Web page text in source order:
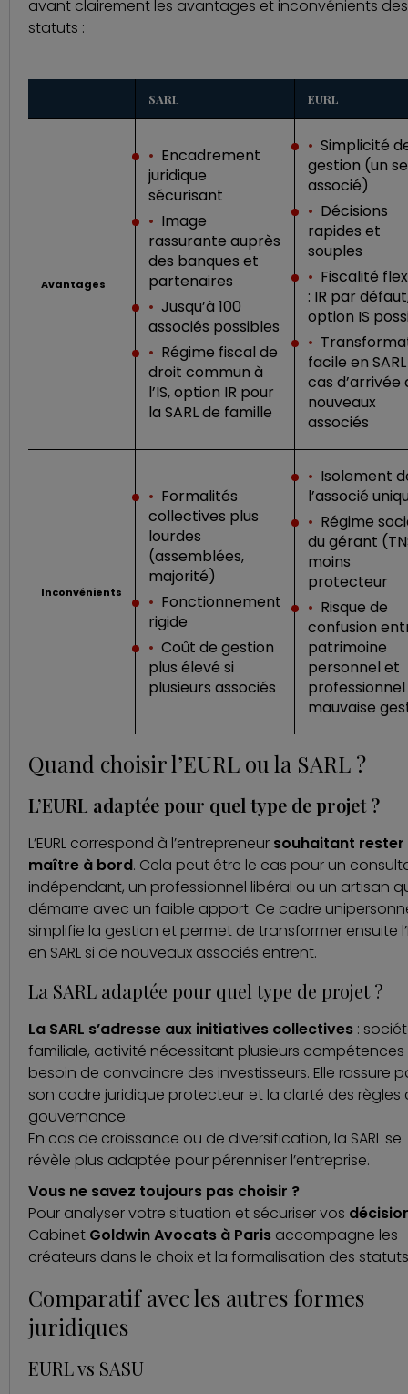
avant clairement les avantages et inconvénients
statuts :
SARL EURL
Avantages
• Encadrement
juridique
sécurisant
• Image
rassurante auprès
des banques et
partenaires
• Jusqu’à 100
associés possibles
• Régime fiscal de
droit commun à
l’IS, option IR pour
la SARL de famille
• Simplicité
gestion (un
associé)
• Décisions
rapides et
souples
• Fiscalité
: IR par
option IS
•
facile en
cas d’arrivée
nouveaux
associés
Inconvénients
• Formalités
collectives plus
lourdes
(assemblées,
majorité)
• Fonctionnement
rigide
• Coût de gestion
plus élevé si
plusieurs associés
• Isolement
l’associé
• Régime
du gérant
moins
protecteur
• Risque de
confusion
patrimoine
personnel et
professionnel
mauvaise
Quand choisir l’EURL ou la SARL ?
L’EURL adaptée pour quel type de projet ?
L’EURL correspond à l’entrepreneur souhaitant rester
maître à bord. Cela peut être le cas pour un
indépendant, un professionnel libéral ou un artisan
démarre avec un faible apport. Ce cadre
simplifie la gestion et permet de transformer ensuite
en SARL si de nouveaux associés entrent.
La SARL adaptée pour quel type de projet ?
La SARL s’adresse aux initiatives collectives :
familiale, activité nécessitant plusieurs
besoin de convaincre des investisseurs. Elle rassure
son cadre juridique protecteur et la clarté des règles
gouvernance.
En cas de croissance ou de diversification, la SARL se
révèle plus adaptée pour pérenniser l’entreprise.
Vous ne savez toujours pas choisir ?
Pour analyser votre situation et sécuriser vos
Cabinet Goldwin Avocats à Paris accompagne les
créateurs dans le choix et la formalisation des
Comparatif avec les autres formes
juridiques
EURL vs SASU